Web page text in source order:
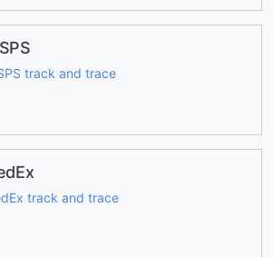
track and trace
track and trace